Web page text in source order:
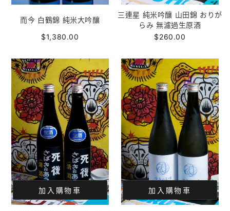
而今 白鶴錦 純米大吟釀
$1,380.00
三連星 純米吟釀 山田錦 おりが
らみ 無濾過生原酒
$260.00
加入購物車 加入購物車